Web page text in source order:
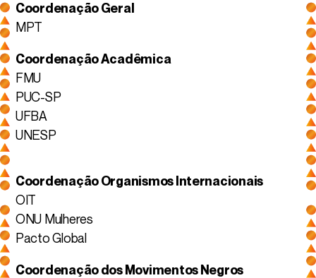
Coordenação Geral
MPT
Coordenação Acadêmica
FMU
PUC-SP
UFBA
UNESP
Coordenação Organismos Internacionais
OIT
ONU Mulheres
Pacto Global
Coordenação dos Movimentos Negros